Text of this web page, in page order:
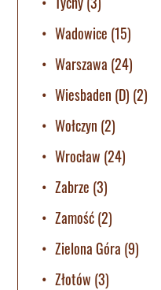
Wadowice (15)
Warszawa (24)
Wiesbaden (D) (2)
Wołczyn (2)
Wrocław (24)
Zabrze (3)
Zamość(2)
Zielona Góra (9)
Złotów (3)